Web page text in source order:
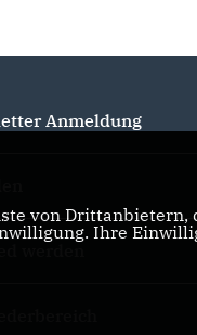
Anmeldung
von Drittanbietern,
Ihre